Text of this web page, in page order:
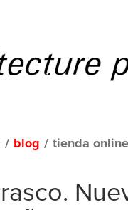
/ blog / tienda online